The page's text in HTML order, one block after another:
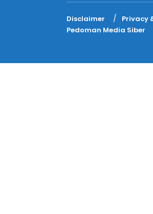
Disclaimer Privacy
Pedoman Media Siber